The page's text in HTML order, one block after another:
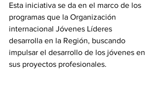
Esta iniciativa se da en el marco de los
programas que la Organización
internacional Jóvenes Líderes
desarrolla en la Región, buscando
impulsar el desarrollo de los jóvenes en
sus proyectos profesionales.